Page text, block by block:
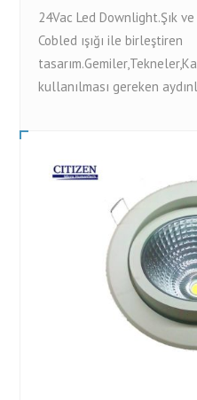
24Vac Led Downlight.Şık
Cobled ışığı ile birleştiren
kullanılması gereken